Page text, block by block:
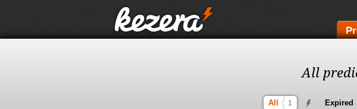
All
All 1 Expired